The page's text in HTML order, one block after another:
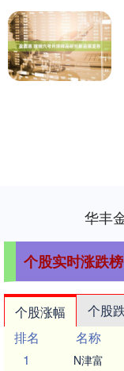
华丰
个股实时涨跌榜
个股涨幅 个股
排名
名称
1
N津富